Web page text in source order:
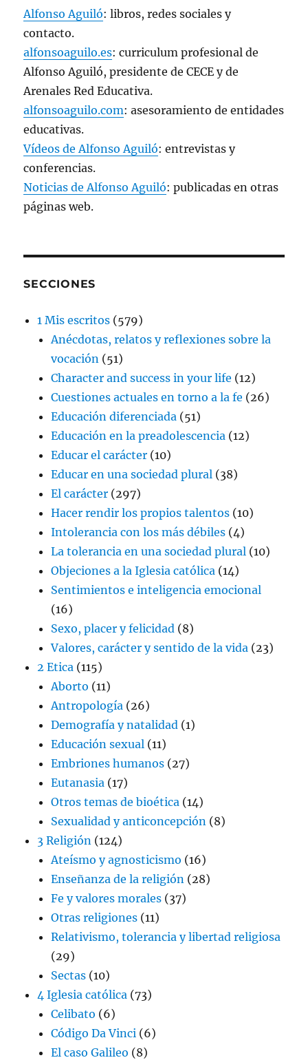
Alfonso Aguiló: libros, redes sociales y
contacto.
alfonsoaguilo.es: curriculum profesional de
Alfonso Aguiló, presidente de CECE y de
Arenales Red Educativa.
alfonsoaguilo.com: asesoramiento de entidades
educativas.
Vídeos de Alfonso Aguiló: entrevistas y
conferencias.
Noticias de Alfonso Aguiló: publicadas en otras
páginas web.
SECCIONES
1 Mis escritos (579)
Anécdotas, relatos y reflexiones sobre la
vocación (51)
Character and success in your life (12)
Cuestiones actuales en torno a la fe (26)
Educación diferenciada (51)
Educación en la preadolescencia (12)
Educar el carácter (10)
Educar en una sociedad plural (38)
El carácter (297)
Hacer rendir los propios talentos (10)
Intolerancia con los más débiles (4)
La tolerancia en una sociedad plural (10)
Objeciones a la Iglesia católica (14)
Sentimientos e inteligencia emocional
(16)
Sexo, placer y felicidad (8)
Valores, carácter y sentido de la vida (23)
2 Etica (115)
Aborto (11)
Antropología (26)
Demografía y natalidad (1)
Educación sexual (11)
Embriones humanos (27)
Eutanasia (17)
Otros temas de bioética (14)
Sexualidad y anticoncepción (8)
3 Religión (124)
Ateísmo y agnosticismo (16)
Enseñanza de la religión (28)
Fe y valores morales (37)
Otras religiones (11)
Relativismo, tolerancia y libertad religiosa
(29)
Sectas (10)
4 Iglesia católica (73)
Celibato (6)
Código Da Vinci (6)
El caso Galileo (8)